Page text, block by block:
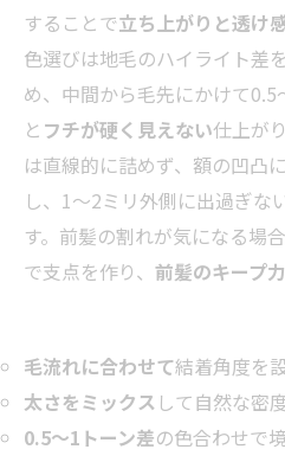
することで立ち上がりと透け
色選びは地毛のハイライト差
め、中間から毛先にかけて
と フチが硬く見えない仕上が
は直線的に詰めず、額の凹凸
し、1〜2ミリ外側に出過ぎな
す。前髪の割れが気になる場
で支点を作り、 前髪のキープ力
毛流れに合わせて結着角度を
太さをミックス して自然な密
0.5〜1トーン差の色合わせで